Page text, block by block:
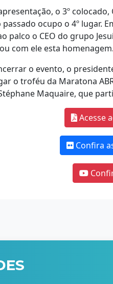
o 3º
ocupo o 4º lugar.
palco o CEO do grupo
com ele esta homenagem.
o evento, o
o troféu da Maratona
Maquaire, que
Acesse
Confira